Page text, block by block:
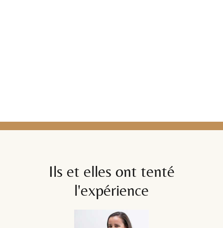
Ils et elles ont tenté
l'expérience